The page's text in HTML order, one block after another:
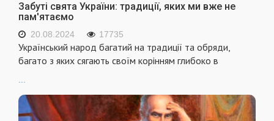
Забуті свята України: традиції, яких ми вже не
пам'ятаємо
20.08.2024 17735
Український народ багатий на традиції та обряди,
багато з яких сягають своїм корінням глибоко в
...